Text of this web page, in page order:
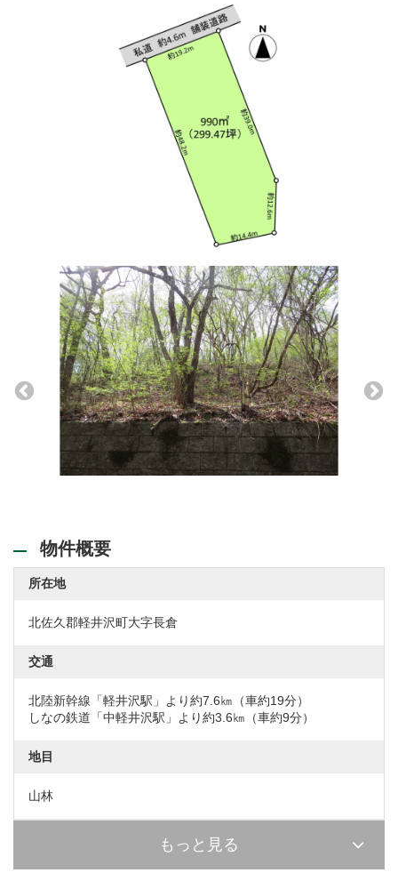
物件概要
所在地
北佐久郡軽井沢町大字長倉
交通
北陸新幹線「軽井沢駅」より約7.6㎞（車約19分）
しなの鉄道「中軽井沢駅」より約3.6㎞（車約9分）
地目
山林
もっと見る